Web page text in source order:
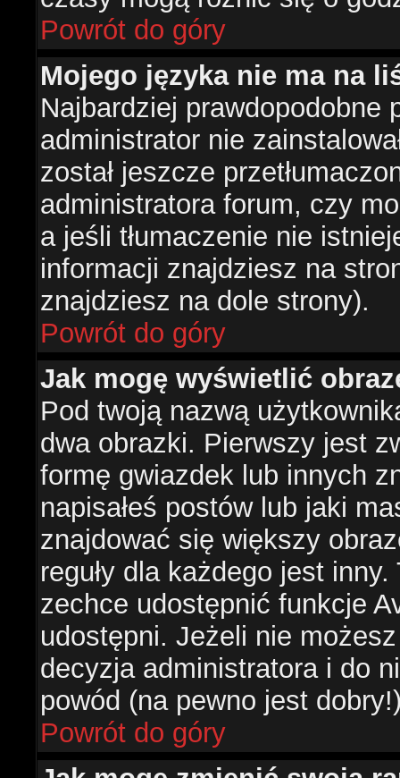
Powrót do góry
Mojego języka nie ma na
Najbardziej prawdopodobne
administrator nie
został jeszcze
administratora forum, czy
a jeśli tłumaczenie nie
informacji znajdziesz na
znajdziesz na dole strony).
Powrót do góry
Jak mogę wyświetlić
Pod twoją nazwą
dwa obrazki. Pierwszy jest
formę gwiazdek lub innych
napisałeś postów lub jaki
znajdować się większy
reguły dla każdego jest
zechce udostępnić funkcje
udostępni. Jeżeli nie
decyzja administratora i do
powód (na pewno jest
Powrót do góry